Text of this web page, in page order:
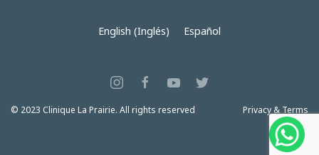
English (Inglés) Español
© 2023 Clinique La Prairie. All rights reserved Privacy & Terms